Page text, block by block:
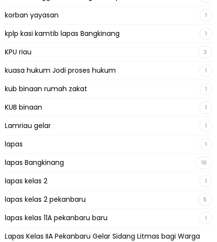
korban yayasan 1
kplp kasi kamtib lapas Bangkinang 1
KPU riau 3
kuasa hukum Jodi proses hukum 1
kub binaan rumah zakat 1
KUB binaan 1
Lamriau gelar 1
lapas 1
lapas Bangkinang 16
lapas kelas 2 1
lapas kelas 2 pekanbaru 5
lapas kelas 11A pekanbaru baru 1
Lapas Kelas IIA Pekanbaru Gelar Sidang Litmas bagi Warga